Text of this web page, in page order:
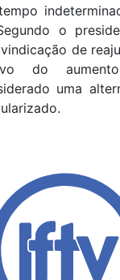
o
de
do
uma